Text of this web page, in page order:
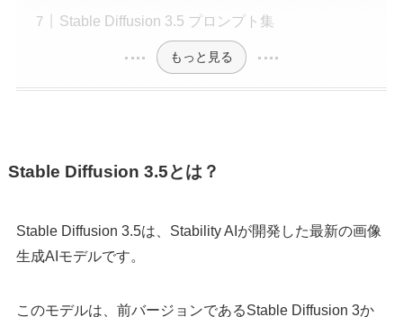
Stable Diffusion 3.5 プロンプト集
もっと見る
Stable Diffusion 3.5とは？
Stable Diffusion 3.5は、Stability AIが開発した最新の画像
生成AIモデルです。
このモデルは、前バージョンであるStable Diffusion 3か